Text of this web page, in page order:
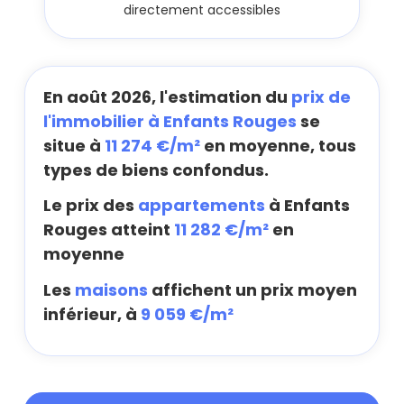
directement accessibles
En août 2026, l'estimation du prix de
l'immobilier à Enfants Rouges se
situe à 11 274 €/m² en moyenne, tous
types de biens confondus.
Le prix des appartements à Enfants
Rouges atteint 11 282 €/m² en
moyenne
Les maisons affichent un prix moyen
inférieur, à 9 059 €/m²